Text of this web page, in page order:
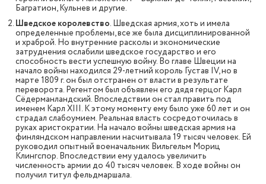
Багратион, Кульнев и другие.
Шведское королевство. Шведская армия, хоть и имела
определенные проблемы, все же была дисциплинированной
и храброй. Но внутренние расколы и экономические
затруднения ослабили шведское государство и его
способность вести успешную войну. Во главе Швеции на
начало войны находился 29-летний король Густав IV, но в
марте 1809 г. он был отстранен от власти в результате
переворота. Регентом был объявлен его дядя герцог Карл
Сёдерманландский. Впоследствии он стал править под
именем Карл XIII. К этому моменту ему было уже 60 лет и он
страдал слабоумием. Реальная власть сосредоточилась в
руках аристократии. На начало войны шведская армия на
финляндском направлении насчитывала 19 тысяч человек. Ей
руководил опытный военачальник Вильгельм Мориц
Клингспор. Впоследствии ему удалось увеличить
численность армии до 40 тысяч человек. В ходе войны он
получил титул фельдмаршала.